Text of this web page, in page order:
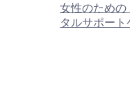
女性のための
タルサポート